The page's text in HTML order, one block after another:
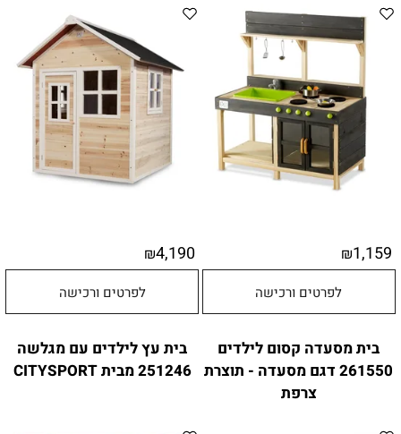
₪1,159
לפרטים ורכישה
₪4,190
לפרטים ורכישה
בית מסעדה קסום לילדים
261550 דגם מסעדה - תוצרת
צרפת
בית עץ לילדים עם מגלשה
251246 מבית CITYSPORT